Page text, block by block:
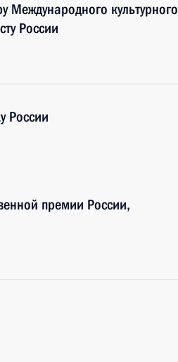
Международного культурного
России
России
премии России,